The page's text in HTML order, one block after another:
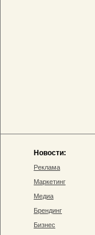
Новости:
Реклама
Маркетинг
Медиа
Брендинг
Бизнес